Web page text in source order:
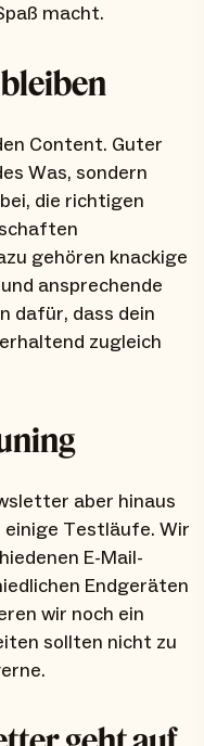
macht.
Content. Guter
Was, sondern
die richtigen
gehören knackige
ansprechende
dafür, dass dein
zugleich
aber hinaus
Testläufe. Wir
E-Mail-
Endgeräten
wir noch ein
sollten nicht zu